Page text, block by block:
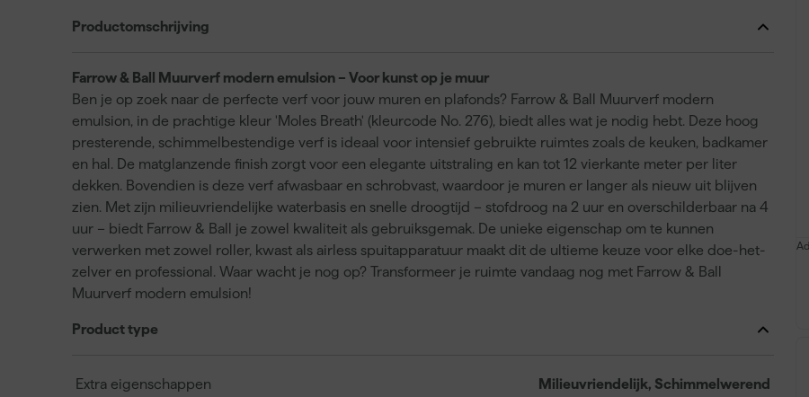
Productomschrijving
Farrow & Ball Muurverf modern emulsion – Voor kunst op je muur
Ben je op zoek naar de perfecte verf voor jouw muren en plafonds? Farrow & Ball Muurverf modern
emulsion, in de prachtige kleur 'Moles Breath' (kleurcode No. 276), biedt alles wat je nodig hebt. Deze hoog
presterende, schimmelbestendige verf is ideaal voor intensief gebruikte ruimtes zoals de keuken, badkamer
en hal. De matglanzende finish zorgt voor een elegante uitstraling en kan tot 12 vierkante meter per liter
dekken. Bovendien is deze verf afwasbaar en schrobvast, waardoor je muren er langer als nieuw uit blijven
zien. Met zijn milieuvriendelijke waterbasis en snelle droogtijd – stofdroog na 2 uur en overschilderbaar na 4
uur – biedt Farrow & Ball je zowel kwaliteit als gebruiksgemak. De unieke eigenschap om te kunnen
verwerken met zowel roller, kwast als airless spuitapparatuur maakt dit de ultieme keuze voor elke doe-het-
zelver en professional. Waar wacht je nog op? Transformeer je ruimte vandaag nog met Farrow & Ball
Muurverf modern emulsion!
Product type
Extra eigenschappen Milieuvriendelijk, Schimmelwerend